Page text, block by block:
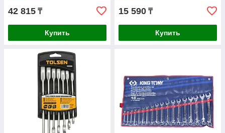
42 815 ₸
Купить
15 590 ₸
Купить